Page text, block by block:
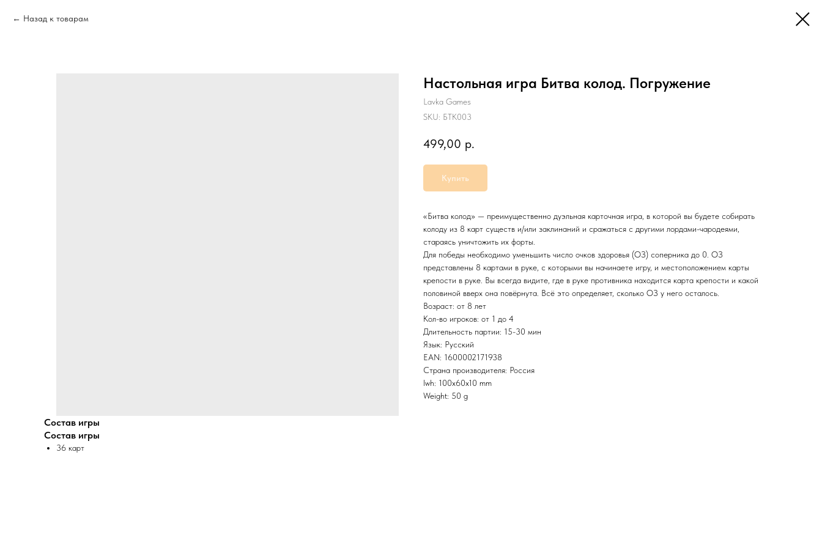
Назад к товарам
Настольная игра Битва колод. Погружение
Lavka Games
SKU: БТК003
499,00 р.
Купить
«Битва колод» — преимущественно дуэльная карточная игра, в которой вы будете собирать
колоду из 8 карт существ и/или заклинаний и сражаться с другими лордами-чародеями,
стараясь уничтожить их форты.
Для победы необходимо уменьшить число очков здоровья (ОЗ) соперника до 0. ОЗ
представлены 8 картами в руке, с которыми вы начинаете игру, и местоположением карты
крепости в руке. Вы всегда видите, где в руке противника находится карта крепости и какой
половиной вверх она повёрнута. Всё это определяет, сколько ОЗ у него осталось.
Возраст: от 8 лет
Кол-во игроков: от 1 до 4
Длительность партии: 15-30 мин
Язык: Русский
EAN: 1600002171938
Страна производителя: Россия
lwh: 100x60x10 mm
Weight: 50 g
Состав игры
Состав игры
36 карт